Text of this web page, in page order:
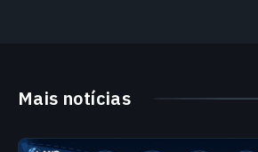
Mais notícias